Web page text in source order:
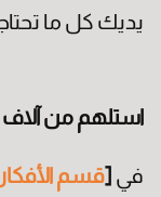
يديك كل ما
استلهم من آلاف
في[قسم الأفكار